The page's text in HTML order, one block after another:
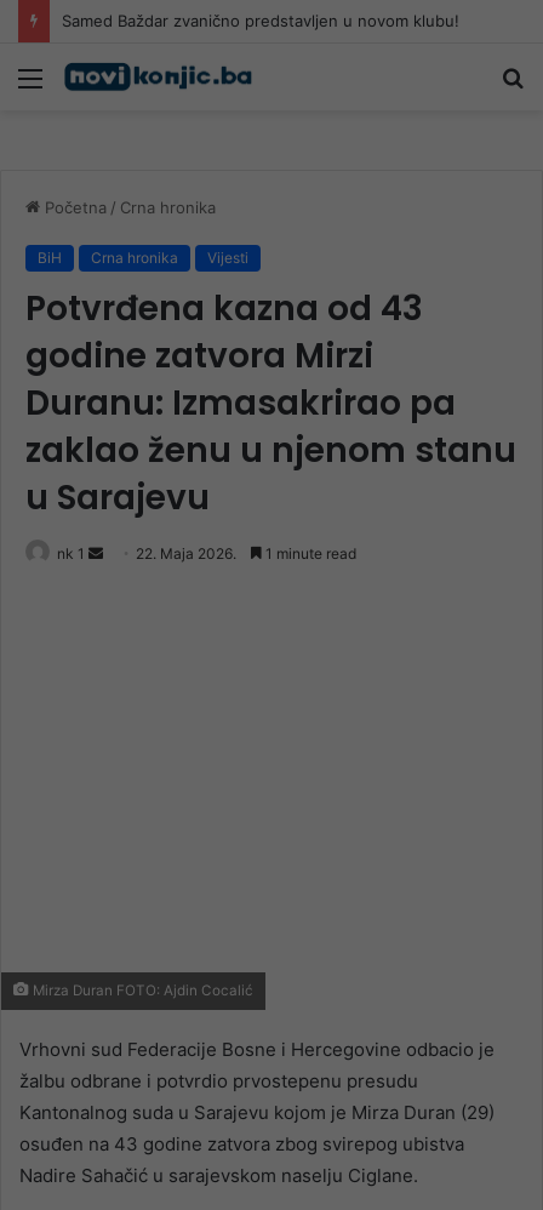
Meni
Početna / Crna hronika
BiH Crna hronika Vijesti
Potvrđena kazna od 43
godine zatvora Mirzi
Duranu: Izmasakrirao pa
zaklao ženu u njenom stanu
u Sarajevu
nk 1
Send 22. Maja 2026. 1 minute read
Mirza Duran FOTO: Ajdin Cocalić
Vrhovni sud Federacije Bosne i Hercegovine odbacio je
žalbu odbrane i potvrdio prvostepenu presudu
Kantonalnog suda u Sarajevu kojom je Mirza Duran (29)
osuđen na 43 godine zatvora zbog svirepog ubistva
Nadire Sahačić u sarajevskom naselju Ciglane.